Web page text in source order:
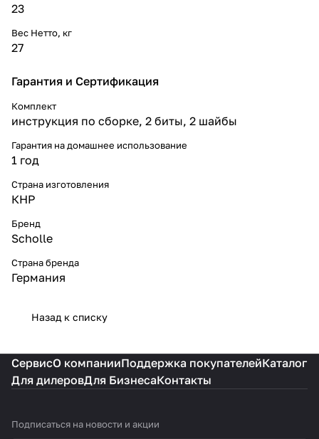
23
Вес Нетто, кг
27
Гарантия и Сертификация
Комплект
инструкция по сборке, 2 биты, 2 шайбы
Гарантия на домашнее использование
1 год
Страна изготовления
КНР
Бренд
Scholle
Страна бренда
Германия
Назад к списку
СервисО компанииПоддержка покупателейКаталог
Для дилеровДля БизнесаКонтакты
Подписаться на новости и акции